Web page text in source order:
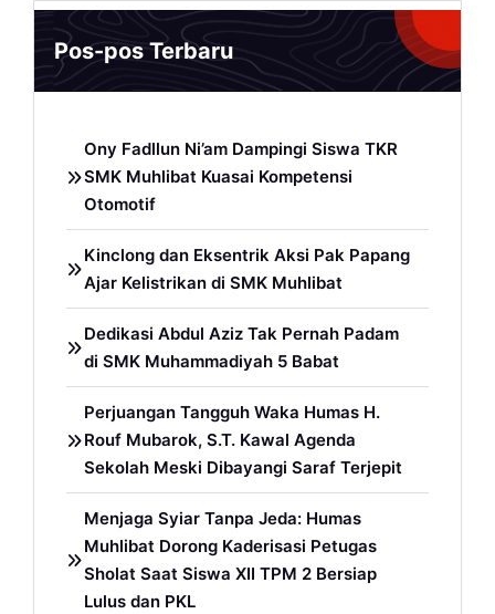
Pos-pos Terbaru
Ony Fadllun Ni’am Dampingi Siswa TKR
SMK Muhlibat Kuasai Kompetensi
Otomotif
Kinclong dan Eksentrik Aksi Pak Papang
Ajar Kelistrikan di SMK Muhlibat
Dedikasi Abdul Aziz Tak Pernah Padam
di SMK Muhammadiyah 5 Babat
Perjuangan Tangguh Waka Humas H.
Rouf Mubarok, S.T. Kawal Agenda
Sekolah Meski Dibayangi Saraf Terjepit
Menjaga Syiar Tanpa Jeda: Humas
Muhlibat Dorong Kaderisasi Petugas
Sholat Saat Siswa XII TPM 2 Bersiap
Lulus dan PKL